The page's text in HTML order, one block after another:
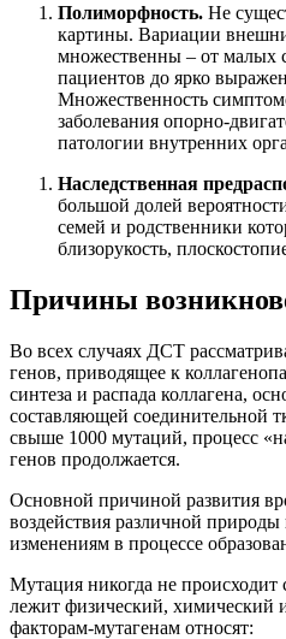
Полиморфность. Не
картины. Вариации
множественны – от малых
пациентов до ярко
Множественность
заболевания опорно-
патологии внутренних
Наследственная
большой долей
семей и родственники
близорукость,
Причины
Во всех случаях ДСТ
генов, приводящее к
синтеза и распада коллагена,
составляющей соединительной
свыше 1000 мутаций, процесс
генов продолжается.
Основной причиной развития
воздействия различной
изменениям в процессе
Мутация никогда не происходит
лежит физический, химический
факторам-мутагенам относят: